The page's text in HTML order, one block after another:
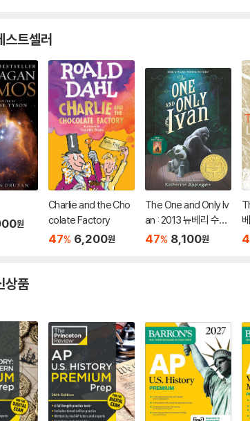
스트셀러
원
Charlie and the Cho
colate Factory
47% 6,200원
The One and Only Iv
an : 2013 뉴베리 수상
작
47% 8,100원
상품